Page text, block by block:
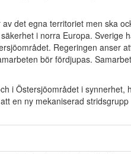
det egna territoriet men ska
i norra Europa. Sverige
Regeringen anser
bör fördjupas.
i Östersjöområdet i synnerhet,
en ny mekaniserad stridsgrupp